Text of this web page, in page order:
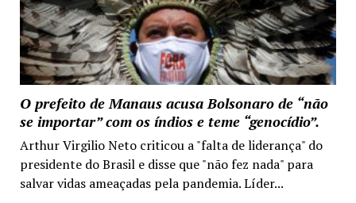
O prefeito de Manaus acusa Bolsonaro de “não
se importar” com os índios e teme “genocídio”.
Arthur Virgilio Neto criticou a "falta de liderança" do
presidente do Brasil e disse que "não fez nada" para
salvar vidas ameaçadas pela pandemia. Líder...